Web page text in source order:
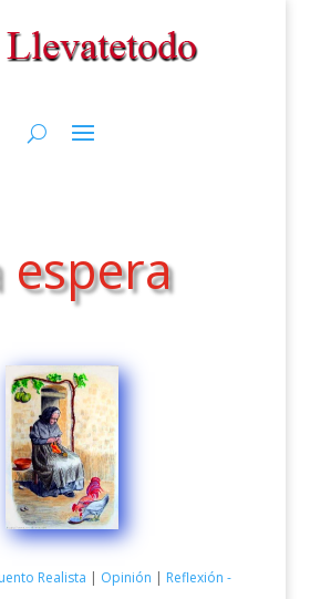
espera
Realista | Opinión | Reflexión -